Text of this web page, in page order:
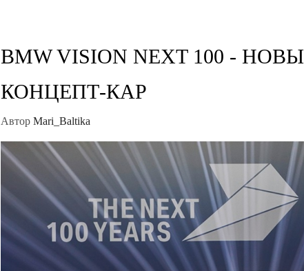
BMW VISION NEXT 100 -
КОНЦЕПТ-КАР
Автор Mari_Baltika